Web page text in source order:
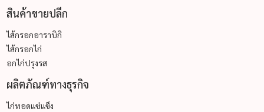
สินค้าขายปลีก
ไส้กรอกอาราบิกิ
ไส้กรอกไก่
อกไก่ปรุงรส
ผลิตภัณฑ์ทางธุรกิจ
ไก่ทอดแช่แข็ง